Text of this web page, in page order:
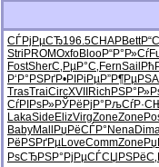
СЃРјРµСЂ196.5CHAPBett
Stri PROMOxfoBlooР“Р°Р»Сѓ
FostSherС‚РµР°С‚ FernSail
Р‘Р°РЅРґР•РІРіРµР”Р¶РµРЅ
TrasTraiCircXVII Rich
СѓРІРѕР»РЎРёРјР°
LakaSide ElizVirgZoneZone
BabyMall РџРёСЃР° Nena
РёРЅРґРµLoveCommZone
РѕСЂРЅР° РјРµСЃСЏ